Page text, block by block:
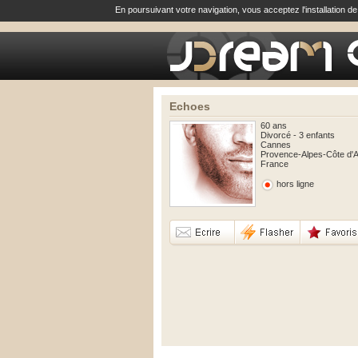
En poursuivant votre navigation, vous acceptez l'installation
Echoes
60 ans
Divorcé - 3 enfants
Cannes
Provence-Alpes-Côte
France
hors ligne